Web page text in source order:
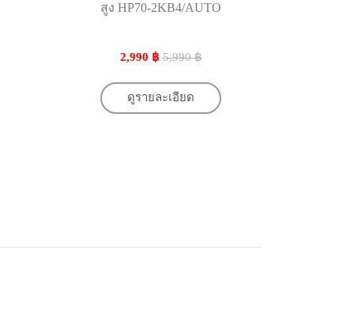
สูง HP70-2KB4/AUTO
2,990 ฿ 5,990 ฿
ดูรายละเอียด